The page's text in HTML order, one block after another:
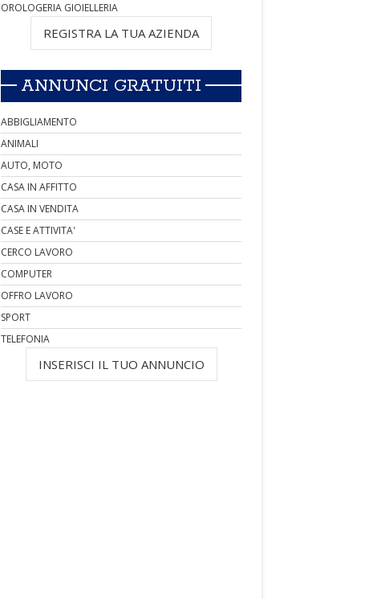
OROLOGERIA GIOIELLERIA
REGISTRA LA TUA AZIENDA
ANNUNCI GRATUITI
ABBIGLIAMENTO
ANIMALI
AUTO, MOTO
CASA IN AFFITTO
CASA IN VENDITA
CASE E ATTIVITA'
CERCO LAVORO
COMPUTER
OFFRO LAVORO
SPORT
TELEFONIA
INSERISCI IL TUO ANNUNCIO